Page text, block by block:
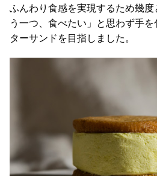
ふんわり食感を実現するため幾
う一つ、食べたい」と思わず手
ターサンドを目指しました。